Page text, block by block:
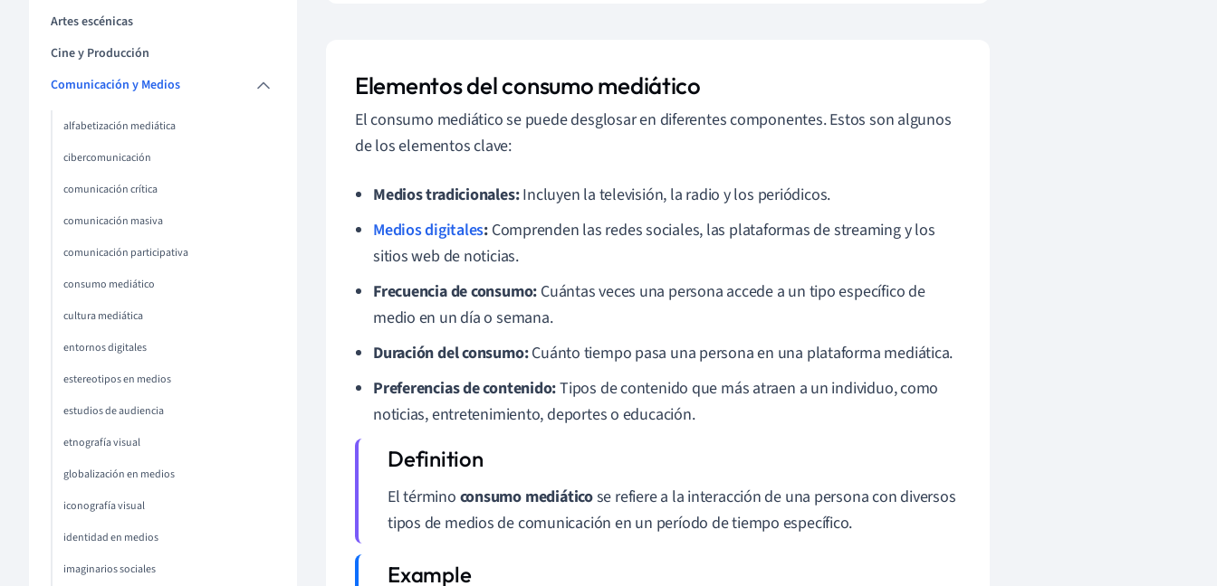
Artes escénicas
Cine y Producción
Comunicación y Medios
alfabetización mediática
cibercomunicación
comunicación crítica
comunicación masiva
comunicación participativa
consumo mediático
cultura mediática
entornos digitales
estereotipos en medios
estudios de audiencia
etnografía visual
globalización en medios
iconografía visual
identidad en medios
imaginarios sociales
Elementos del consumo mediático
El consumo mediático se puede desglosar en diferentes componentes. Estos son algunos
de los elementos clave:
Medios tradicionales:Incluyen la televisión, la radio y los periódicos.
Medios digitales:Comprenden las redes sociales, las plataformas de streaming y los
sitios web de noticias.
Frecuencia de consumo: Cuántas veces una persona accede a un tipo específico de
medio en un día o semana.
Duración del consumo:Cuánto tiempo pasa una persona en una plataforma mediática.
Preferencias de contenido:Tipos de contenido que más atraen a un individuo, como
noticias, entretenimiento, deportes o educación.
El término consumo mediáticose refiere a la interacción de una persona con diversos
tipos de medios de comunicación en un período de tiempo específico.